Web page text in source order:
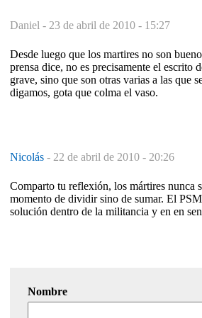
Daniel - 23 de abril de 2010 - 15:27
Desde luego que los martires no son
prensa dice, no es precisamente el escrito
grave, sino que son otras varias a las que
digamos, gota que colma el vaso.
Nicolás - 22 de abril de 2010 - 20:26
Comparto tu reflexión, los mártires nunca
momento de dividir sino de sumar. El
solución dentro de la militancia y en en
Nombre